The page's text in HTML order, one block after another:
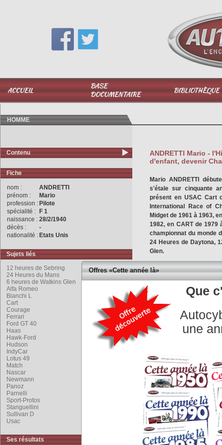
ACCUEIL
BASE
DOCUMENTAIRE
BIBLIOTHÈQUE
06 51 040 025
HOMME
Contenu
Fiche
nom :
ANDRETTI
prénom :
Mario
profession : Pilote
spécialité :
F 1
naissance : 28/2/1940
décès :
-
nationalité : Etats Unis
Sujets liés
12 heures de Sebring
24 Heures du Mans
6 heures de Watkins Glen
Alfa Romeo
Bianchi L
Cart
Courage
Ferrari
Ford GT 40
Haas
Hawk-Ford
Hudson
IndyCar
Lotus 49
Match
Nascar
Newmann
Panoz
Parnelli
Sport-Protos
Stanguellini
Sullivan D
Usac
Ses résultats
ANDRETTI Mario -
d'enfant, devenir
Mario ANDRETTI
s'étale sur cinquante
présent en USAC Cart
International Race of
Midget de 1961 à 1963,
1982, en CART de 1979
championnat du monde
24 Heures de Daytona,
Glen.
Né le 28 février1940 à
Italie, et nationalisé
En 1955 Mario et son
une Stanguellini à
l'engagement de leur
Andretti quitte l'Italie
d'adolescents envolés,
suivre leur idole Alberto
vieille Hudson de 1948.
Grâce au tirage au
compétition pour la
suite à plusieurs
Mario, en vrai frère
ovales de son pays, et
Andretti dans la
modifiées.
Offres «Cette année là»
Que
une